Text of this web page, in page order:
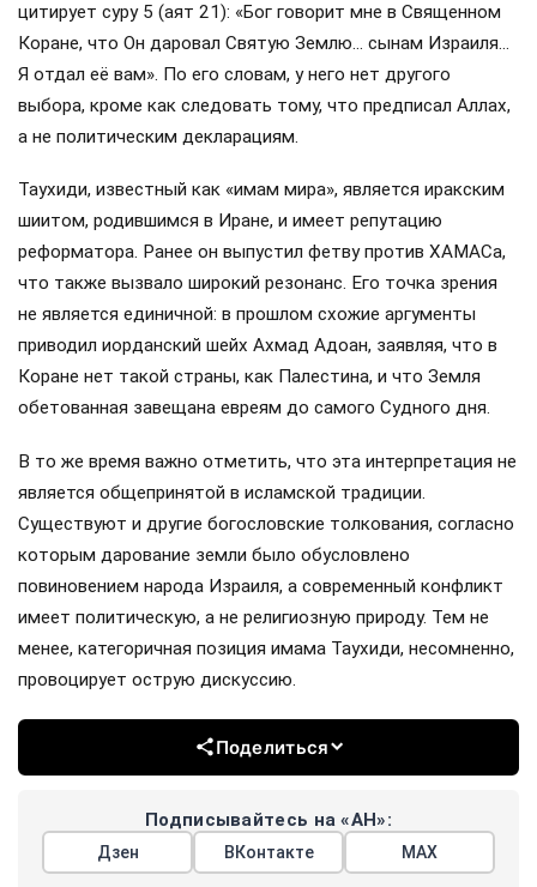
цитирует суру 5 (аят 21): «Бог говорит мне в Священном
Коране, что Он даровал Святую Землю… сынам Израиля…
Я отдал её вам». По его словам, у него нет другого
выбора, кроме как следовать тому, что предписал Аллах,
а не политическим декларациям.
Таухиди, известный как «имам мира», является иракским
шиитом, родившимся в Иране, и имеет репутацию
реформатора. Ранее он выпустил фетву против ХАМАСа,
что также вызвало широкий резонанс. Его точка зрения
не является единичной: в прошлом схожие аргументы
приводил иорданский шейх Ахмад Адоан, заявляя, что в
Коране нет такой страны, как Палестина, и что Земля
обетованная завещана евреям до самого Судного дня.
В то же время важно отметить, что эта интерпретация не
является общепринятой в исламской традиции.
Существуют и другие богословские толкования, согласно
которым дарование земли было обусловлено
повиновением народа Израиля, а современный конфликт
имеет политическую, а не религиозную природу. Тем не
менее, категоричная позиция имама Таухиди, несомненно,
провоцирует острую дискуссию.
Поделиться
Подписывайтесь на «АН»:
Дзен ВКонтакте МАХ